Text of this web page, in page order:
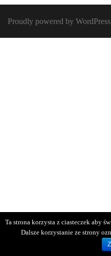
Proudly powered by WordPress
Ta strona korzysta z ciasteczek aby
Dalsze korzystanie ze strony